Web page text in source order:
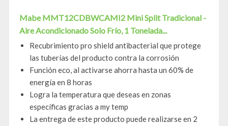
Mabe MMT12CDBWCAMI2 Mini Split Tradicional -
Aire Acondicionado Solo Frío, 1 Tonelada...
Recubrimiento pro shield antibacterial que protege
las tuberías del producto contra la corrosión
Función eco, al activarse ahorra hasta un 60% de
energía en 8 horas
Logra la temperatura que deseas en zonas
específicas gracias a my temp
La entrega de este producto puede realizarse en 2